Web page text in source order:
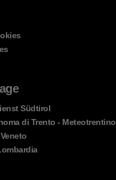
Südtirol
di Trento - Meteotrentino